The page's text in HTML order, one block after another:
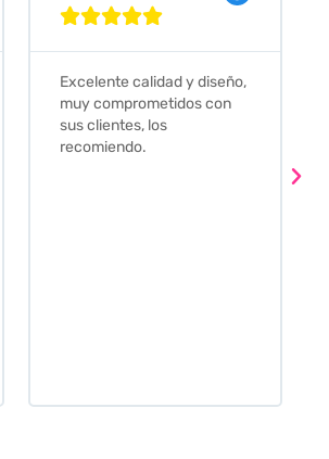

Que decir, si teneis que
comprar alguna baldosa
este és el sitio indicado! Yo
pedi una muestra y me